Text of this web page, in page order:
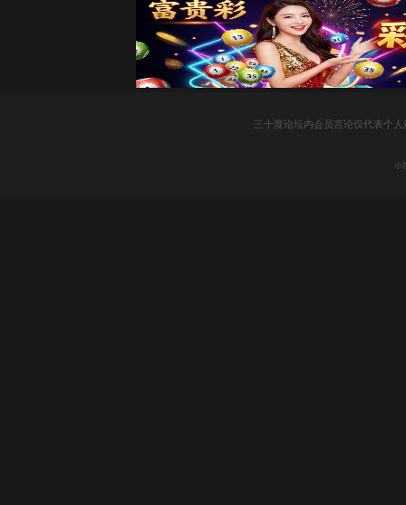
三十度论坛内会员言论仅代表个
小